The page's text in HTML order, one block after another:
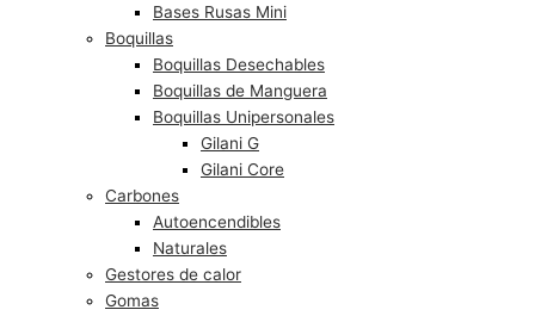
Bases Rusas Mini
Boquillas
Boquillas Desechables
Boquillas de Manguera
Boquillas Unipersonales
Gilani G
Gilani Core
Carbones
Autoencendibles
Naturales
Gestores de calor
Gomas